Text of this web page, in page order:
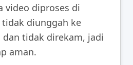
video diproses di
diunggah ke
dan tidak direkam, jadi
aman.